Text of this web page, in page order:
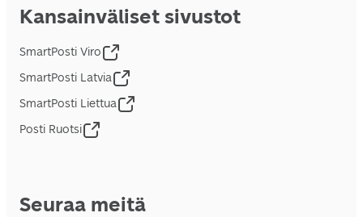
Kansainväliset sivustot
SmartPosti Viro
SmartPosti Latvia
SmartPosti Liettua
Posti Ruotsi
Seuraa meitä